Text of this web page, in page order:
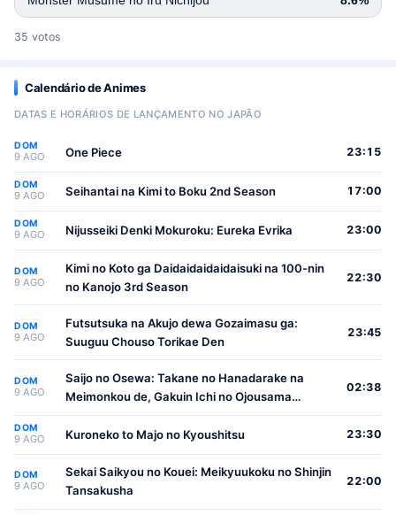
35 votos
Calendário de Animes
DATAS E HORÁRIOS DE LANÇAMENTO NO JAPÃO
DOM
9 AGO One Piece 23:15
DOM
9 AGO Seihantai na Kimi to Boku 2nd Season 17:00
DOM
9 AGO Nijusseiki Denki Mokuroku: Eureka Evrika 23:00
DOM
9 AGO
Kimi no Koto ga Daidaidaidaidaisuki na 100-nin
no Kanojo 3rd Season
22:30
DOM
9 AGO
Futsutsuka na Akujo dewa Gozaimasu ga:
Suuguu Chouso Torikae Den
23:45
DOM
9 AGO
Saijo no Osewa: Takane no Hanadarake na
Meimonkou de, Gakuin Ichi no Ojousama
Osewa suru Koto ni Narimashita
02:38
DOM
9 AGO Kuroneko to Majo no Kyoushitsu 23:30
DOM
9 AGO
Sekai Saikyou no Kouei: Meikyuukoku no Shinjin
Tansakusha
22:00